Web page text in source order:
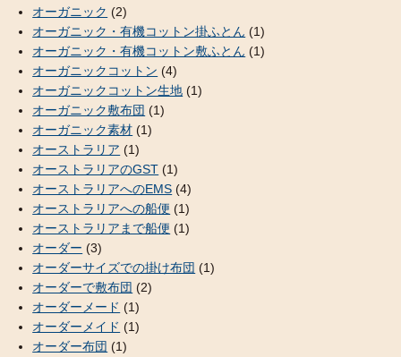
オーガニック (2)
オーガニック・有機コットン掛ふとん (1)
オーガニック・有機コットン敷ふとん (1)
オーガニックコットン (4)
オーガニックコットン生地 (1)
オーガニック敷布団 (1)
オーガニック素材 (1)
オーストラリア (1)
オーストラリアのGST (1)
オーストラリアへのEMS (4)
オーストラリアへの船便 (1)
オーストラリアまで船便 (1)
オーダー (3)
オーダーサイズでの掛け布団 (1)
オーダーで敷布団 (2)
オーダーメード (1)
オーダーメイド (1)
オーダー布団 (1)